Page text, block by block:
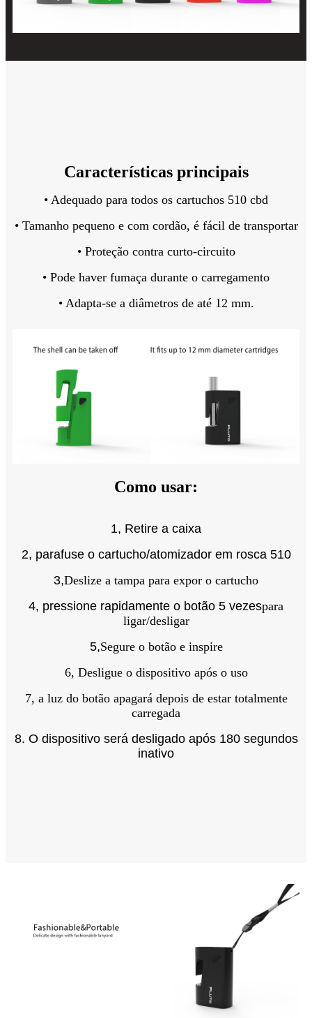
Características principais
• Adequado para todos os cartuchos 510 cbd
• Tamanho pequeno e com cordão, é fácil de transportar
• Proteção contra curto-circuito
• Pode haver fumaça durante o carregamento
• Adapta-se a diâmetros de até 12 mm.
Como usar:
1, Retire a caixa
2, parafuse o cartucho/atomizador em rosca 510
3,Deslize a tampa para expor o cartucho
4, pressione rapidamente o botão 5 vezespara
ligar/desligar
5,Segure o botão e inspire
6, Desligue o dispositivo após o uso
7, a luz do botão apagará depois de estar totalmente
carregada
8. O dispositivo será desligado após 180 segundos
inativo